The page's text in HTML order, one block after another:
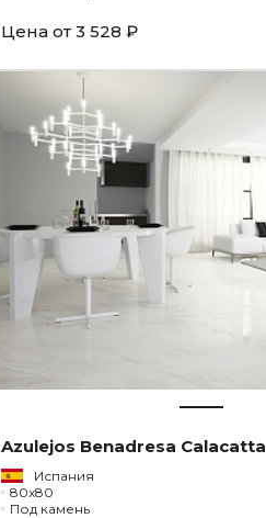
Цена от 3 528 ₽
Azulejos Benadresa Calacatta
Испания
80x80
Под камень